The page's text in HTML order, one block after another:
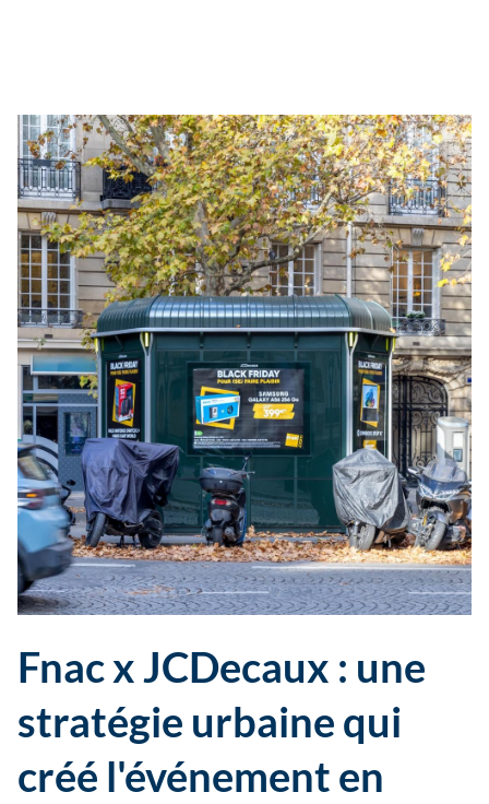
Fnac x JCDecaux : une
stratégie urbaine qui
créé l'événement en